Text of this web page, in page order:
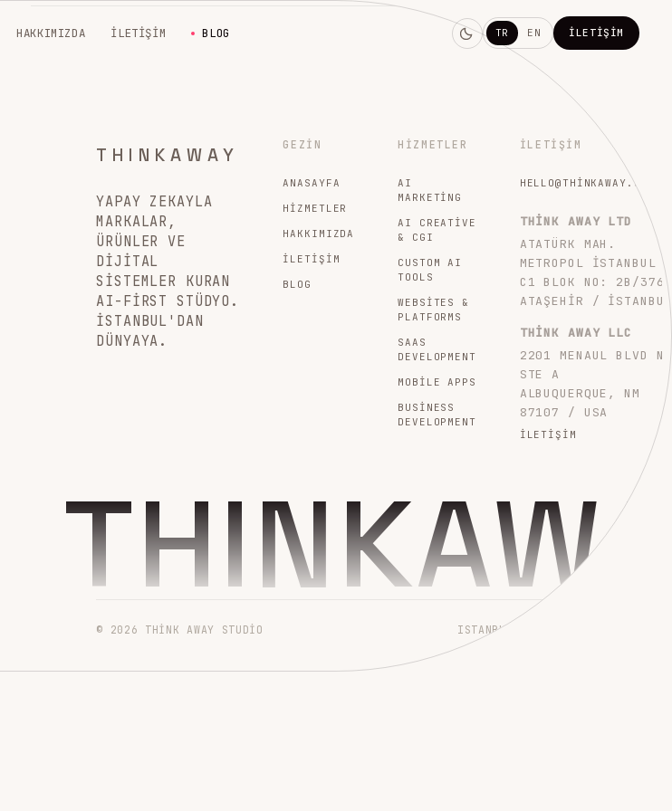
HAKKIMIZDA İLETIŞIM BLOG TR EN İLETIŞIM
THINKAWAY
YAPAY ZEKAYLA
MARKALAR,
ÜRÜNLER VE
DIJITAL
SISTEMLER KURAN
AI-FIRST STÜDYO.
İSTANBUL'DAN
DÜNYAYA.
GEZIN
ANASAYFA
HIZMETLER
HAKKIMIZDA
İLETIŞIM
BLOG
HIZMETLER
AI
MARKETING
AI CREATIVE
& CGI
CUSTOM AI
TOOLS
WEBSITES &
PLATFORMS
SAAS
DEVELOPMENT
MOBILE APPS
BUSINESS
DEVELOPMENT
İLETIŞIM
THINK AWAY LTD
ATATÜRK MAH.
METROPOL İSTANBUL
C1 BLOK NO: 2B/376
ATAŞEHIR / İSTANBUL
THINK AWAY LLC
2201 MENAUL BLVD NE
STE A
ALBUQUERQUE, NM
87107 / USA
İLETIŞIM
© 2026 THINK AWAY STUDIO ISTANBUL → WORLDWIDE